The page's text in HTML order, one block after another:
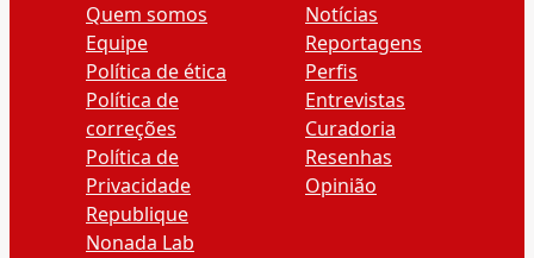
Quem somos
Equipe
Política de ética
Política de
correções
Política de
Privacidade
Republique
Nonada Lab
Notícias
Reportagens
Perfis
Entrevistas
Curadoria
Resenhas
Opinião